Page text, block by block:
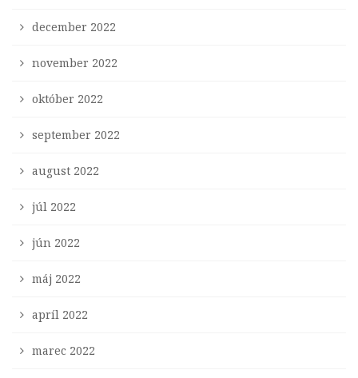
december 2022
november 2022
október 2022
september 2022
august 2022
júl 2022
jún 2022
máj 2022
apríl 2022
marec 2022